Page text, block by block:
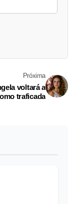
Próxima
voltará a
traficada